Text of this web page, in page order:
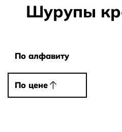
Шурупы
По алфавиту
По алфавиту
По цене
По цене